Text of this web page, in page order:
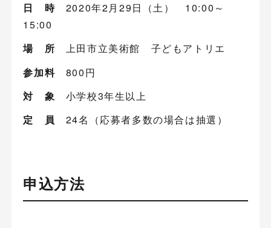
日 時 2020年2月29日（土） 10:00～
15:00
場 所 上田市立美術館 子どもアトリエ
参加料 800円
対 象 小学校3年生以上
定 員 24名（応募者多数の場合は抽選）
申込方法